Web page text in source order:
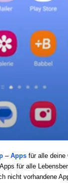
– Appsfür alle deine
für alle
nicht vorhandene